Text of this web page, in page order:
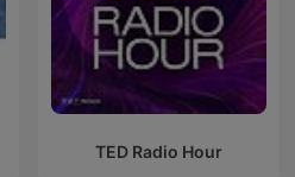
TED Radio Hour